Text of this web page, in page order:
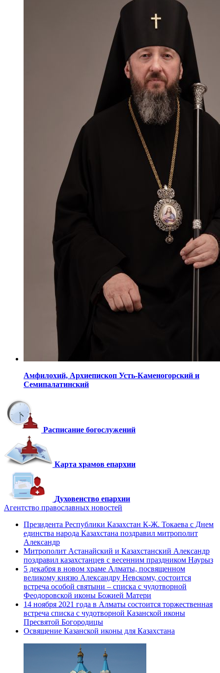
Амфилохий, Архиепископ Усть-Каменогорский и
Семипалатинский
Расписание богослужений
Карта храмов епархии
Духовенство епархии
Агентство православных новостей
Президента Республики Казахстан К-Ж. Токаева с Днем
единства народа Казахстана поздравил митрополит
Александр
Митрополит Астанайский и Казахстанский Александр
поздравил казахстанцев с весенним праздником Наурыз
5 декабря в новом храме Алматы, посвященном
великому князю Александру Невскому, состоится
встреча особой святыни – списка с чудотворной
Феодоровской иконы Божией Матери
14 ноября 2021 года в Алматы состоится торжественная
встреча списка с чудотворной Казанской иконы
Пресвятой Богородицы
Освящение Казанской иконы для Казахстана